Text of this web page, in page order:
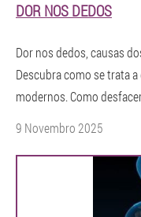
DOR NOS DEDOS
Dor nos dedos, causas
Descubra como se trata
modernos. Como
9 Novembro 2025